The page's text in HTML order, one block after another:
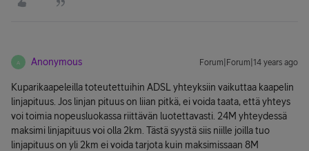
A Anonymous Forum|Forum|14 years ago
Kuparikaapeleilla toteutettuihin ADSL yhteyksiin vaikuttaa kaapelin
linjapituus. Jos linjan pituus on liian pitkä, ei voida taata, että yhteys
voi toimia nopeusluokassa riittävän luotettavasti. 24M yhteydessä
maksimi linjapituus voi olla 2km. Tästä syystä siis niille joilla tuo
linjapituus on yli 2km ei voida tarjota kuin maksimissaan 8M